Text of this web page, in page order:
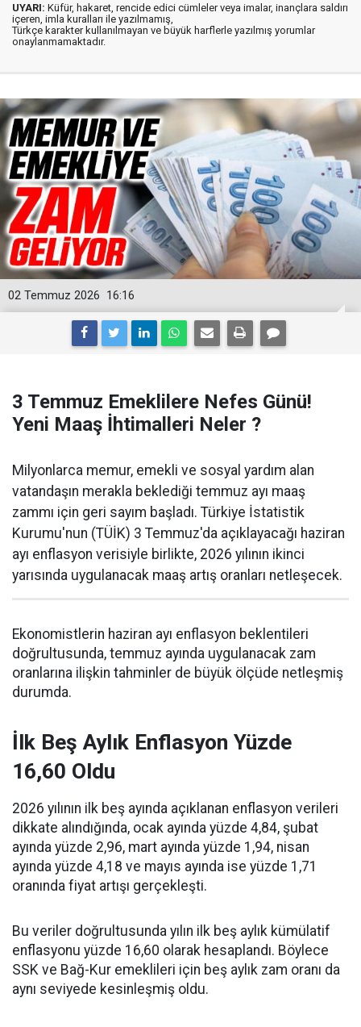
UYARI: Küfür, hakaret, rencide edici cümleler veya imalar, inançlara saldırı
içeren, imla kuralları ile yazılmamış,
Türkçe karakter kullanılmayan ve büyük harflerle yazılmış yorumlar
onaylanmamaktadır.
16:16
02 Temmuz 2026
3 Temmuz Emeklilere Nefes Günü!
Yeni Maaş İhtimalleri Neler ?
Milyonlarca memur, emekli ve sosyal yardım alan
vatandaşın merakla beklediği temmuz ayı maaş
zammı için geri sayım başladı. Türkiye İstatistik
Kurumu'nun (TÜİK) 3 Temmuz'da açıklayacağı haziran
ayı enflasyon verisiyle birlikte, 2026 yılının ikinci
yarısında uygulanacak maaş artış oranları netleşecek.
Ekonomistlerin haziran ayı enflasyon beklentileri
doğrultusunda, temmuz ayında uygulanacak zam
oranlarına ilişkin tahminler de büyük ölçüde netleşmiş
durumda.
İlk Beş Aylık Enflasyon Yüzde
16,60 Oldu
2026 yılının ilk beş ayında açıklanan enflasyon verileri
dikkate alındığında, ocak ayında yüzde 4,84, şubat
ayında yüzde 2,96, mart ayında yüzde 1,94, nisan
ayında yüzde 4,18 ve mayıs ayında ise yüzde 1,71
oranında fiyat artışı gerçekleşti.
Bu veriler doğrultusunda yılın ilk beş aylık kümülatif
enflasyonu yüzde 16,60 olarak hesaplandı. Böylece
SSK ve Bağ-Kur emeklileri için beş aylık zam oranı da
aynı seviyede kesinleşmiş oldu.